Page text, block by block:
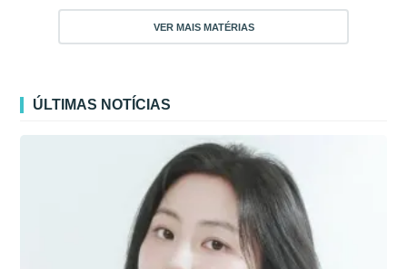
VER MAIS MATÉRIAS
ÚLTIMAS NOTÍCIAS